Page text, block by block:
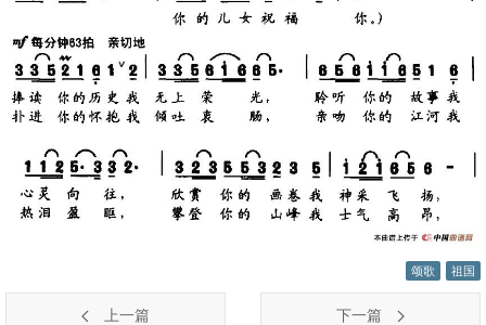
颂歌 祖国
上一篇 下一篇